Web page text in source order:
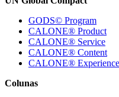
GODS© Program
CALONE® Product
CALONE® Service
CALONE® Content
CALONE® Experience
Colunas